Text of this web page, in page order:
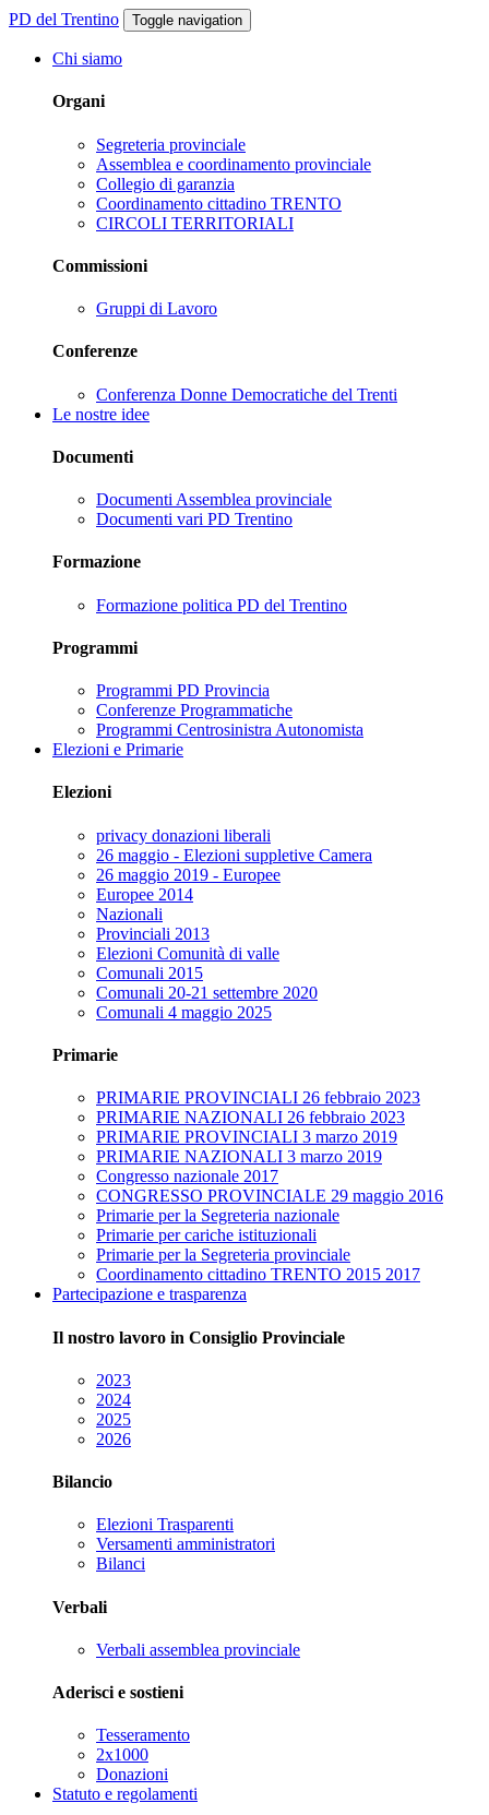
PD del Trentino Toggle navigation
Chi siamo
Organi
Segreteria provinciale
Assemblea e coordinamento provinciale
Collegio di garanzia
Coordinamento cittadino TRENTO
CIRCOLI TERRITORIALI
Commissioni
Gruppi di Lavoro
Conferenze
Conferenza Donne Democratiche del Trenti
Le nostre idee
Documenti
Documenti Assemblea provinciale
Documenti vari PD Trentino
Formazione
Formazione politica PD del Trentino
Programmi
Programmi PD Provincia
Conferenze Programmatiche
Programmi Centrosinistra Autonomista
Elezioni e Primarie
Elezioni
privacy donazioni liberali
26 maggio - Elezioni suppletive Camera
26 maggio 2019 - Europee
Europee 2014
Nazionali
Provinciali 2013
Elezioni Comunità di valle
Comunali 2015
Comunali 20-21 settembre 2020
Comunali 4 maggio 2025
Primarie
PRIMARIE PROVINCIALI 26 febbraio 2023
PRIMARIE NAZIONALI 26 febbraio 2023
PRIMARIE PROVINCIALI 3 marzo 2019
PRIMARIE NAZIONALI 3 marzo 2019
Congresso nazionale 2017
CONGRESSO PROVINCIALE 29 maggio 2016
Primarie per la Segreteria nazionale
Primarie per cariche istituzionali
Primarie per la Segreteria provinciale
Coordinamento cittadino TRENTO 2015 2017
Partecipazione e trasparenza
Il nostro lavoro in Consiglio Provinciale
2023
2024
2025
2026
Bilancio
Elezioni Trasparenti
Versamenti amministratori
Bilanci
Verbali
Verbali assemblea provinciale
Aderisci e sostieni
Tesseramento
2x1000
Donazioni
Statuto e regolamenti